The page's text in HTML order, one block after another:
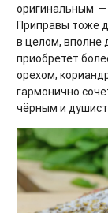
оригинальным —
Приправы тоже
в целом, вполне
приобретёт
орехом,
гармонично
чёрным и